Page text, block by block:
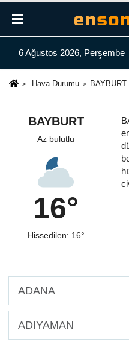
6 Ağustos 2026, Perşembe
Hava Durumu BAYBURT
BAYBURT
Az bulutlu
16°
Hissedilen: 16°
ADANA
ADIYAMAN